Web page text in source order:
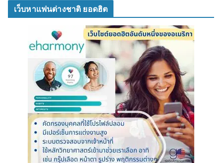
เว็บหาแฟนต่างชาติ ยอดฮิต